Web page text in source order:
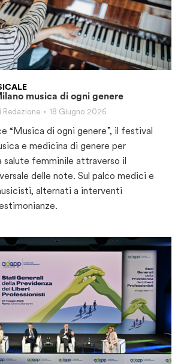
musica di ogni genere
Redazione 18 Giugno 2026
“Musica di ogni genere”, il festival
e medicina di genere per
salute femminile attraverso il
delle note. Sul palco medici e
alternati a interventi